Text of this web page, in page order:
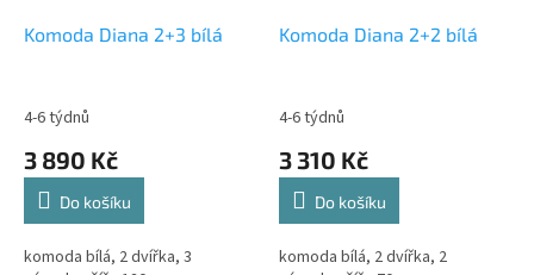
Komoda Diana 2+3 bílá
4-6 týdnů
3 890 Kč
Do košíku
komoda bílá, 2 dvířka, 3
Komoda Diana 2+2 bílá
4-6 týdnů
3 310 Kč
Do košíku
komoda bílá, 2 dvířka, 2